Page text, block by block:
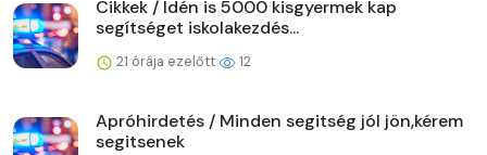
Cikkek / Idén is 5000 kisgyermek kap
segítséget iskolakezdés...
21 órája ezelőtt 12
Apróhirdetés / Minden segitség jól jön,kérem
segitsenek